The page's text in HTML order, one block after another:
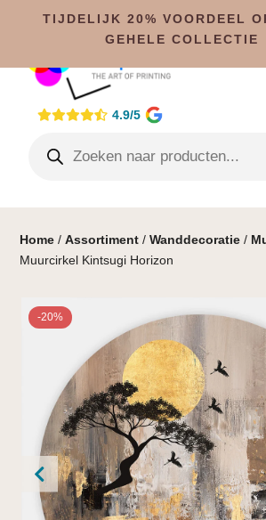
4.9/5
Home /Assortiment /Wanddecoratie /
Muurcirkel Kintsugi Horizon
-20%
TIJDELIJK 20% VOORDEEL
GEHELE COLLECTIE